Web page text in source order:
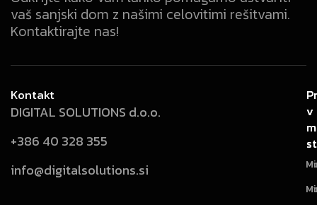
vaš sanjski dom z našimi celovitimi rešitvami.
Kontaktirajte nas!
Kontakt
DIGITAL SOLUTIONS d.o.o.
+386 40 328 355
info@digitalsolutions.si
v
v